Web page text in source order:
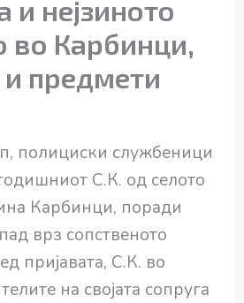
и нејзиното
во Карбинци,
и предмети
полициски службеници
С.К. од селото
Карбинци, поради
врз сопственото
пријавата, С.К. во
на својата сопруга